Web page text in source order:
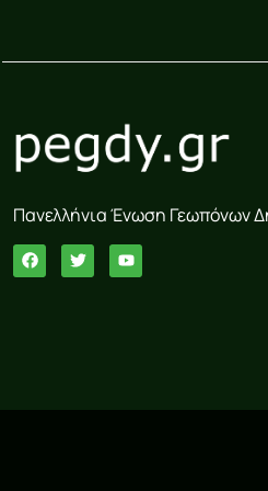
Πανελλήνια Ένωση Γεωπόνων